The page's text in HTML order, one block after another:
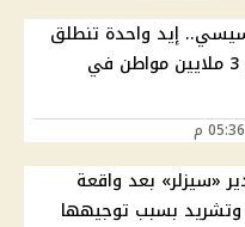
إيد واحدة تنطلق
بمرحلة جديدة لدعم 3 ملايين مواطن في
«سيزلر» بعد واقعة
بسبب توجيهها